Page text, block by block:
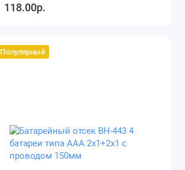
118.00р.
Популярный